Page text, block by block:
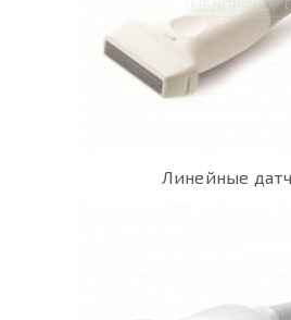
Линейные